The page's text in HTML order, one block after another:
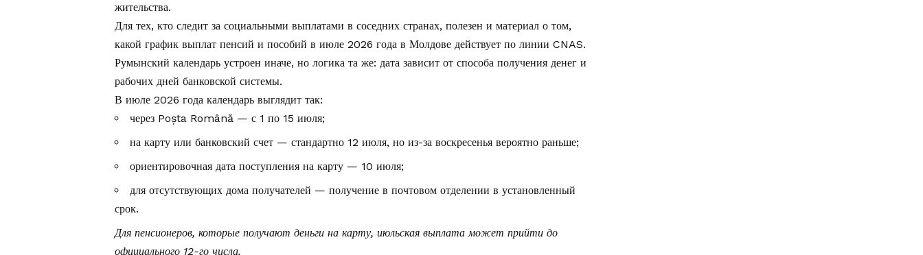
жительства.
Для тех, кто следит за социальными выплатами в соседних странах, полезен и материал о том,
какой график выплат пенсий и пособий в июле 2026 года в Молдове действует по линии CNAS.
Румынский календарь устроен иначе, но логика та же: дата зависит от способа получения денег и
рабочих дней банковской системы.
В июле 2026 года календарь выглядит так:
через Poșta Română — с 1 по 15 июля;
на карту или банковский счет — стандартно 12 июля, но из-за воскресенья вероятно раньше;
ориентировочная дата поступления на карту — 10 июля;
для отсутствующих дома получателей — получение в почтовом отделении в установленный
срок.
Для пенсионеров, которые получают деньги на карту, июльская выплата может прийти до
официального 12-го числа.